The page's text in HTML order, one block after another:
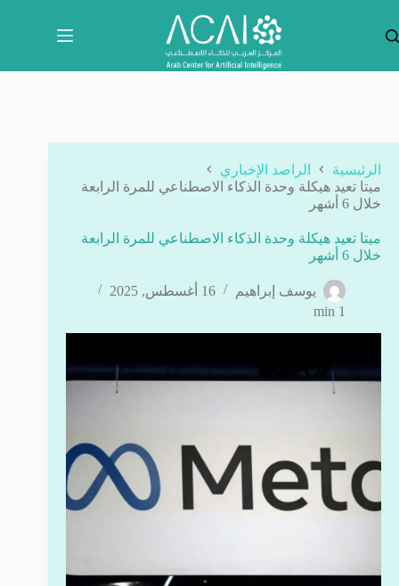
المحتوى
الرئيسية
الراصد الإخباري
ميتا تعيد هيكلة وحدة الذكاء الاصطناعي للمرة الرابعة
خلال 6 أشهر
ميتا تعيد هيكلة وحدة الذكاء الاصطناعي للمرة الرابعة
خلال 6 أشهر
يوسف إبراهيم
16 أغسطس, 2025
1 min